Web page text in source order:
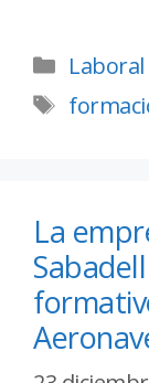
Laboral
La